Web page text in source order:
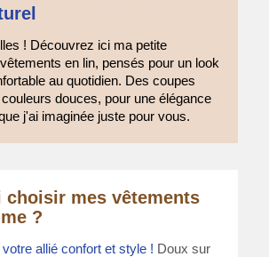
! Découvrez ici ma petite
en lin, pensés pour un look
au quotidien. Des coupes
douces, pour une élégance
j'ai imaginée juste pour vous.
choisir mes vêtements
?
votre allié confort et style ! Doux sur